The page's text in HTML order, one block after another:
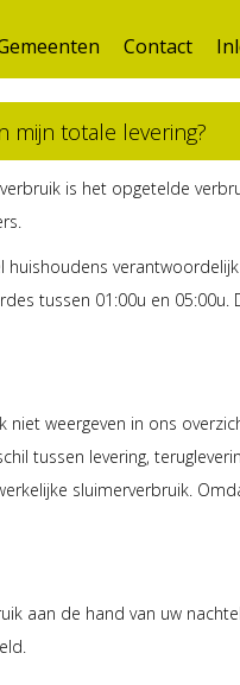
Contact
mijn totale levering?
is het opgetelde
tussen 01:00u en
weergeven in ons
tussen levering,
sluimerverbruik.
aan de hand van uw